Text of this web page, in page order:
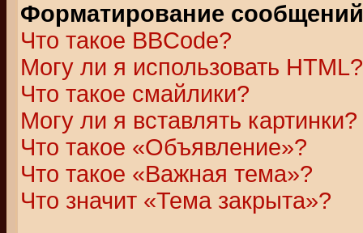
Форматирование
Что такое BBCode?
Могу ли я использовать HTML?
Что такое смайлики?
Могу ли я вставлять картинки?
Что такое «Объявление»?
Что такое «Важная тема»?
Что значит «Тема закрыта»?